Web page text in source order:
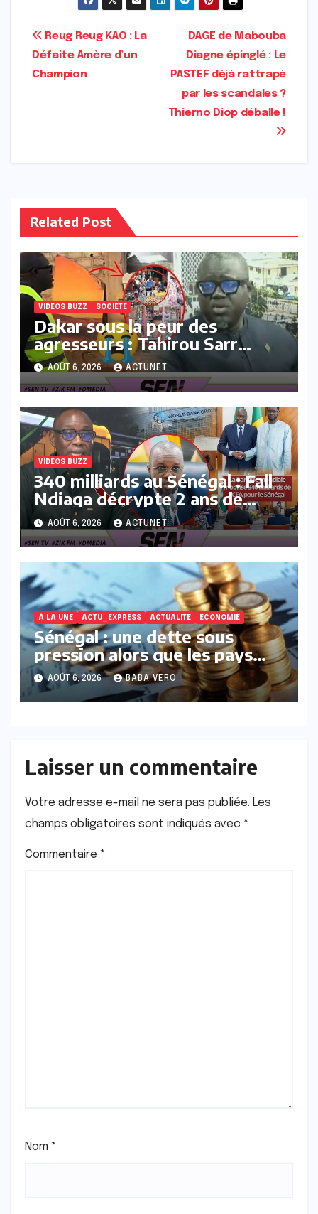
Navigation
de
DAGE de Mabouba
Diagne épinglé : Le
PASTEF déjà rattrapé
par les scandales ?
Thierno Diop déballe !
Reug Reug KAO : La
Défaite Amère d’un
Champion
Related Post
VIDEOS BUZZ SOCIETE
Dakar sous la peur des
agresseurs : Tahirou Sarr
déballe la réalité du terrain !
AOÛT 6, 2026 ACTUNET
VIDEOS BUZZ
340 milliards au Sénégal : Fall
Ndiaga décrypte 2 ans de
blocage et le soulagement
général
AOÛT 6, 2026 ACTUNET
À LA UNE ACTU_EXPRESS ACTUALITE ECONOMIE
Sénégal : une dette sous
pression alors que les pays
voisins amorcent leur
redressement
AOÛT 6, 2026 BABA VERO
Laisser un commentaire
Votre adresse e-mail ne sera pas publiée. Les
champs obligatoires sont indiqués avec *
Commentaire *
Nom *